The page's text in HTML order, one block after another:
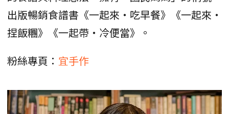
出版暢銷食譜書《一起來‧吃早餐》《一起來‧
捏飯糰》《一起帶‧冷便當》。
粉絲專頁： 宜手作